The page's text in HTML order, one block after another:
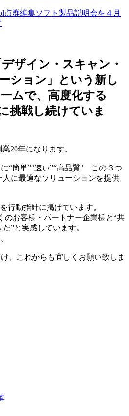
点群編集ソフト製品説明会を４月
ザイン・スキャン・
ション」という新し
ムで、高度化する
挑戦し続けていま
20年になります。
“簡単”“速い”“高品質” この３つ
人に最適なソリューションを提供
行動指針に掲げています。
のお客様・パートナー企業様と“共
”と実感しています。
、これからも宜しくお願い致しま